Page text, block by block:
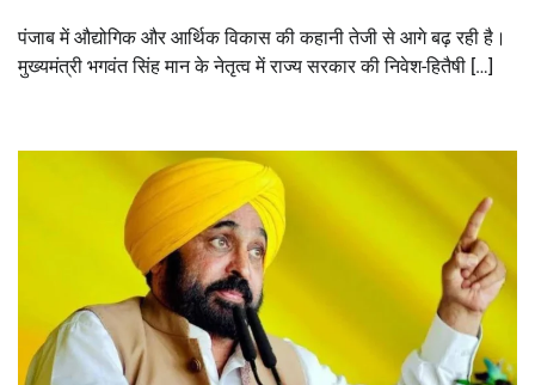
पंजाब में औद्योगिक और आर्थिक विकास की कहानी तेजी से आगे बढ़ रही है।
मुख्यमंत्री भगवंत सिंह मान के नेतृत्व में राज्य सरकार की निवेश-हितैषी […]